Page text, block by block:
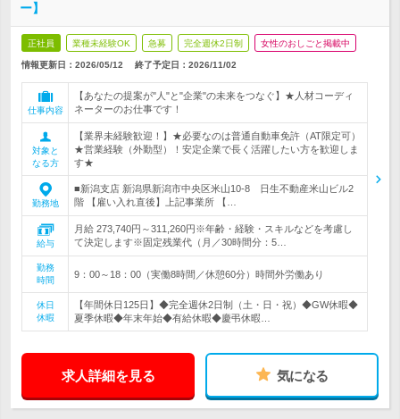
ー】
正社員 業種未経験OK 急募 完全週休2日制 女性のおしごと掲載中
情報更新日：2026/05/12 終了予定日： 2026/11/02
仕事内容
【あなたの提案が"人"と"企業"の未来をつなぐ】★人材コーディ
ネーターのお仕事です！
対象と
なる方
【業界未経験歓迎！】★必要なのは普通自動車免許（AT限定可）
★営業経験（外勤型）！安定企業で長く活躍したい方を歓迎しま
す★
勤務地
■新潟支店 新潟県新潟市中央区米山10-8 日生不動産米山ビル2
階 【雇い入れ直後】上記事業所 【…
給与
月給 273,740円～311,260円※年齢・経験・スキルなどを考慮し
て決定します※固定残業代（月／30時間分：5…
勤務
時間
9：00～18：00（実働8時間／休憩60分）時間外労働あり
休日
休暇
【年間休日125日】◆完全週休2日制（土・日・祝）◆GW休暇◆
夏季休暇◆年末年始◆有給休暇◆慶弔休暇…
求人詳細を見る 気になる